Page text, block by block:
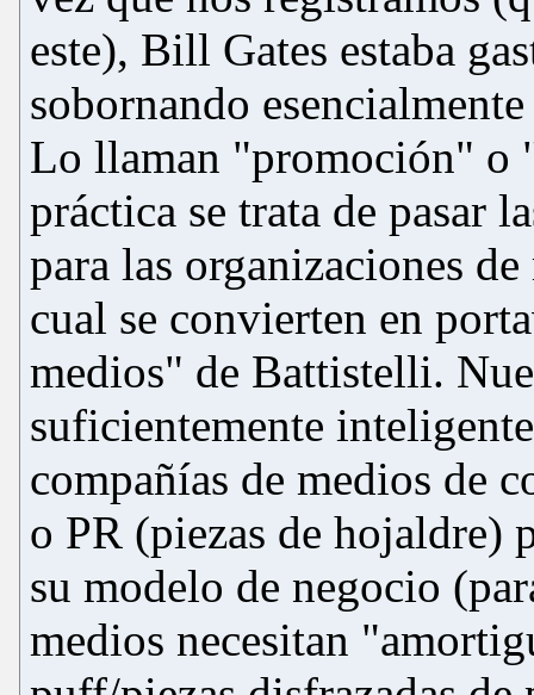
este), Bill Gates estaba
sobornando
Lo llaman "promoción" o
práctica se trata de pasar
para las organizaciones
cual se convierten en
medios" de Battistelli.
suficientemente
compañías de medios de
o PR (piezas de hojaldre)
su modelo de negocio
medios necesitan